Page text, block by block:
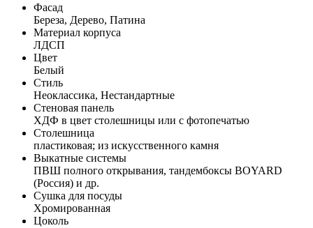
Фасад
Береза, Дерево, Патина
Материал корпуса
ЛДСП
Цвет
Белый
Стиль
Неоклассика, Нестандартные
Стеновая панель
ХДФ в цвет столешницы или с фотопечатью
Столешница
пластиковая; из искусственного камня
Выкатные системы
ПВШ полного открывания, тандембоксы BOYARD
(Россия) и др.
Сушка для посуды
Хромированная
Цоколь